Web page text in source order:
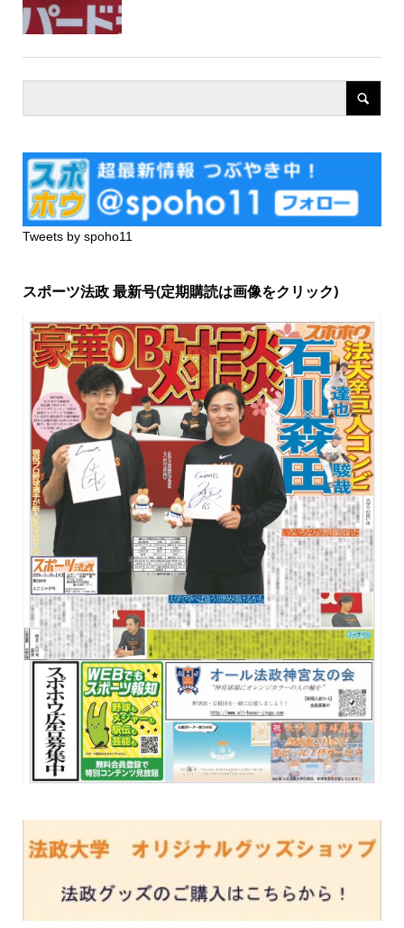
Tweets by spoho11
スポーツ法政 最新号(定期購読は画像をクリック)